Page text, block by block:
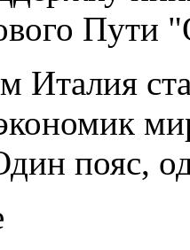
Пути
Италия
пояс,